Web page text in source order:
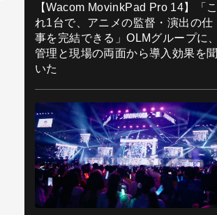
【Wacom MovinkPad Pro 14】「こ
れ1台で、アニメの監督・演出の仕
事を完結できる」OLMグループに、
管理と現場の両面から導入効果を聞
いた